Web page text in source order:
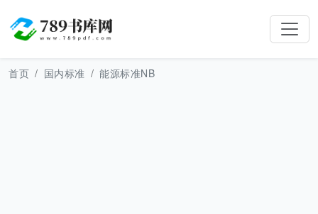
首页 国内标准 能源标准NB